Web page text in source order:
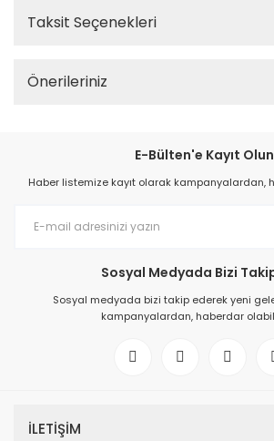
Taksit Seçenekleri
Önerileriniz
E-Bülten'e Kayıt Olun
Haber listemize kayıt olarak kampanyalardan,
Sosyal Medyada Bizi
Sosyal medyada bizi takip ederek yeni
kampanyalardan, haberdar
İLETİŞİM